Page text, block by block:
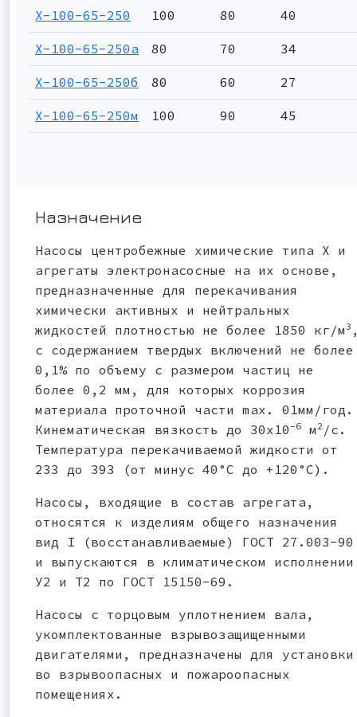
Х-100-65-250 100 80 40
Х-100-65-250а 80 70 34
Х-100-65-250б 80 60 27
Х-100-65-250м 100 90 45
Назначение
Насосы центробежные химические типа Х и
агрегаты электронасосные на их основе,
предназначенные для перекачивания
химически активных и нейтральных
жидкостей плотностью не более 1850 кг/м3
с содержанием твердых включений не более
0,1% по объему с размером частиц не
более 0,2 мм, для которых коррозия
материала проточной части maх. 01мм/год.
Кинематическая вязкость до 30х10 -6 м 2 /с.
Температура перекачиваемой жидкости от
233 до 393 (от минус 40°С до +120°С).
Насосы, входящие в состав агрегата,
относятся к изделиям общего назначения
вид I (восстанавливаемые) ГОСТ 27.003-90
и выпускаются в климатическом исполнении
У2 и Т2 по ГОСТ 15150-69.
Насосы с торцовым уплотнением вала,
укомплектованные взрывозащищенными
двигателями, предназначены для установки
во взрывоопасных и пожароопасных
помещениях.